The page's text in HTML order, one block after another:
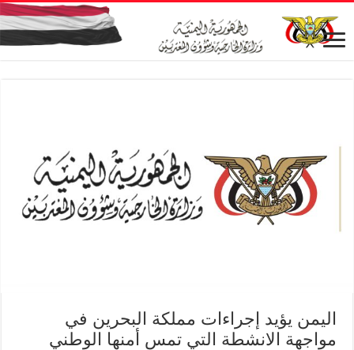
اليمن يؤيد إجراءات مملكة البحرين في
مواجهة الانشطة التي تمس أمنها الوطني